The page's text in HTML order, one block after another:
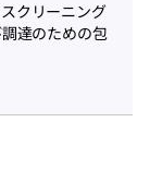
クリーニング
達のための包